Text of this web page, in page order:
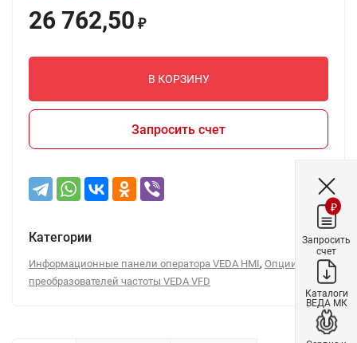
26 762,50 ₽
В КОРЗИНУ
Запросить счет
Категории
Информационные панели оператора VEDA HMI, Опции для
преобразователей частоты VEDA VFD
₽
Запросить
счет
Каталоги
ВЕДА МК